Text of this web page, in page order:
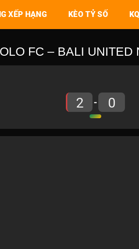
XẾP HẠNG KÈO TỶ SỐ
FC – BALI UNITED
2 - 0